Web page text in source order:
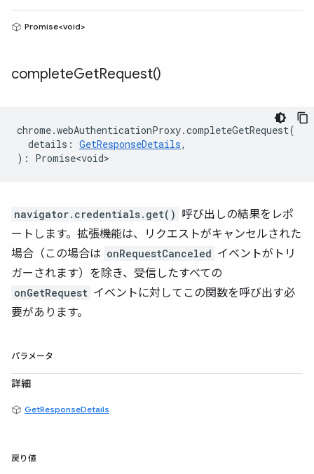
Promise<void>
completeGetRequest()
chrome.webAuthenticationProxy.completeGetRequest(
details : GetResponseDetails,
) : Promise<void>
navigator.credentials.get() 呼び出しの結果をレポ
ートします。拡張機能は、リクエストがキャンセルされた
場合（この場合は onRequestCanceled イベントがトリ
ガーされます）を除き、受信したすべての
onGetRequest イベントに対してこの関数を呼び出す必
要があります。
パラメータ
詳細
GetResponseDetails
戻り値